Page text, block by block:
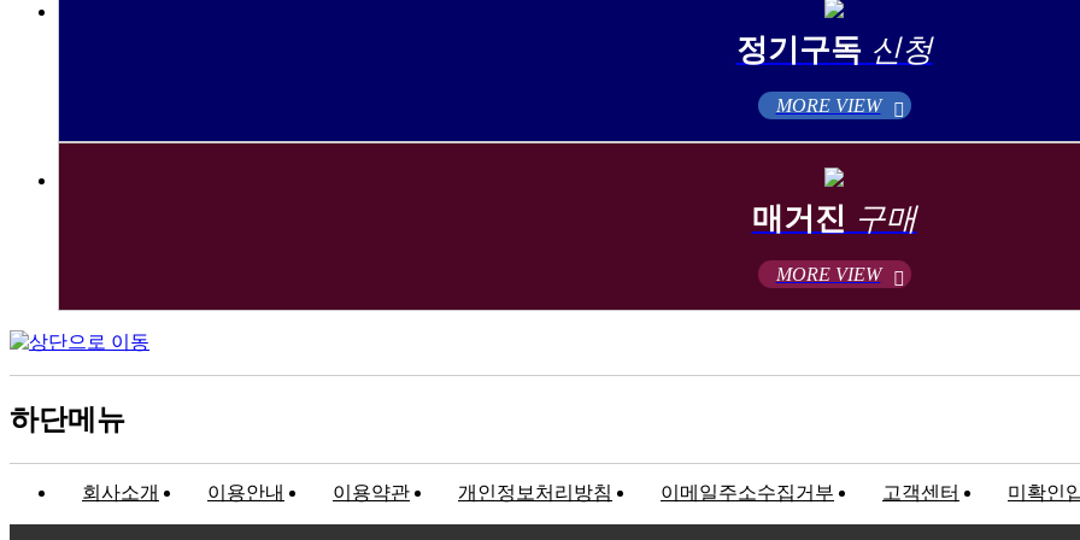
정기구독 신청
MORE VIEW
매거진 구매
MORE VIEW
하단메뉴
회사소개 이용안내 이용약관 개인정보처리방침 이메일주소수집거부 고객센터 미확인